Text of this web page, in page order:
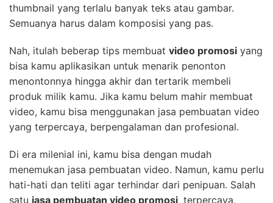
thumbnail yang terlalu banyak teks atau gambar.
Semuanya harus dalam komposisi yang pas.
Nah, itulah beberap tips membuat video promosi yang
bisa kamu aplikasikan untuk menarik penonton
menontonnya hingga akhir dan tertarik membeli
produk milik kamu. Jika kamu belum mahir membuat
video, kamu bisa menggunakan jasa pembuatan video
yang terpercaya, berpengalaman dan profesional.
Di era milenial ini, kamu bisa dengan mudah
menemukan jasa pembuatan video. Namun, kamu perlu
hati-hati dan teliti agar terhindar dari penipuan. Salah
satu jasa pembuatan video promosi terpercaya,